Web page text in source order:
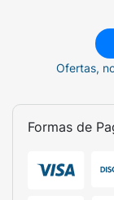
Ofertas,
Formas de